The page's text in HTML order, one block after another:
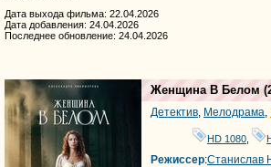
Дата выхода фильма: 22.04.2026
Дата добавления: 24.04.2026
Последнее обновление: 24.04.2026
Женщина В Белом
Детектив, Мелодрама,
HD 1080
Режиссер:Станислав